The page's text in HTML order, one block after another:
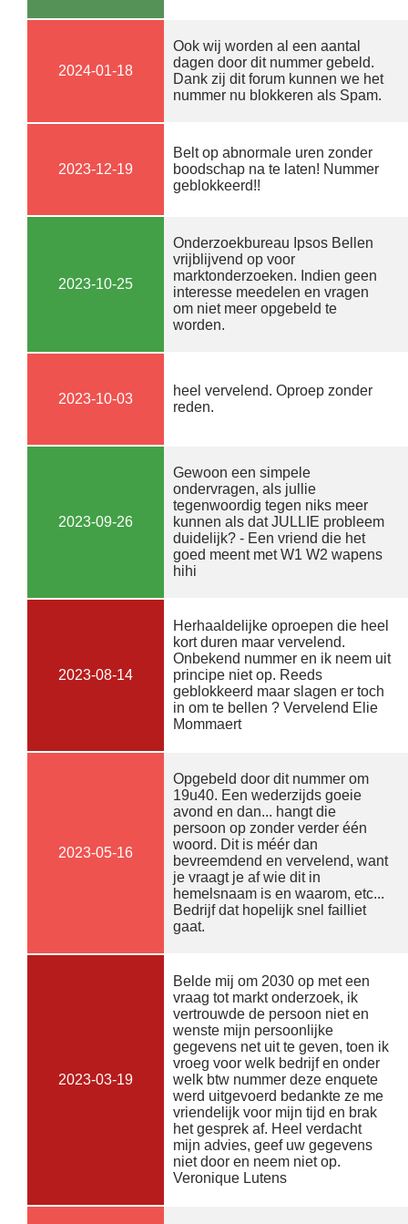
2024-01-18
Ook wij worden al een aantal
dagen door dit nummer gebeld.
Dank zij dit forum kunnen we het
nummer nu blokkeren als Spam.
2023-12-19
Belt op abnormale uren zonder
boodschap na te laten! Nummer
geblokkeerd!!
2023-10-25
Onderzoekbureau Ipsos Bellen
vrijblijvend op voor
marktonderzoeken. Indien geen
interesse meedelen en vragen
om niet meer opgebeld te
worden.
2023-10-03
heel vervelend. Oproep zonder
reden.
2023-09-26
Gewoon een simpele
ondervragen, als jullie
tegenwoordig tegen niks meer
kunnen als dat JULLIE probleem
duidelijk? - Een vriend die het
goed meent met W1 W2 wapens
hihi
2023-08-14
Herhaaldelijke oproepen die heel
kort duren maar vervelend.
Onbekend nummer en ik neem uit
principe niet op. Reeds
geblokkeerd maar slagen er toch
in om te bellen ? Vervelend Elie
Mommaert
2023-05-16
Opgebeld door dit nummer om
19u40. Een wederzijds goeie
avond en dan... hangt die
persoon op zonder verder één
woord. Dit is méér dan
bevreemdend en vervelend, want
je vraagt je af wie dit in
hemelsnaam is en waarom, etc...
Bedrijf dat hopelijk snel failliet
gaat.
2023-03-19
Belde mij om 2030 op met een
vraag tot markt onderzoek, ik
vertrouwde de persoon niet en
wenste mijn persoonlijke
gegevens net uit te geven, toen ik
vroeg voor welk bedrijf en onder
welk btw nummer deze enquete
werd uitgevoerd bedankte ze me
vriendelijk voor mijn tijd en brak
het gesprek af. Heel verdacht
mijn advies, geef uw gegevens
niet door en neem niet op.
Veronique Lutens